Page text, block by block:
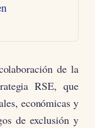
de la
RSE, que
económicas y
de exclusión y